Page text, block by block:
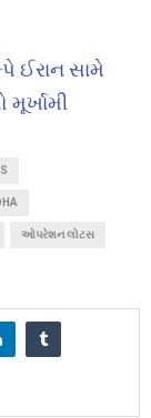
ઈરાન સામે
ઓપરેશન લોટસ